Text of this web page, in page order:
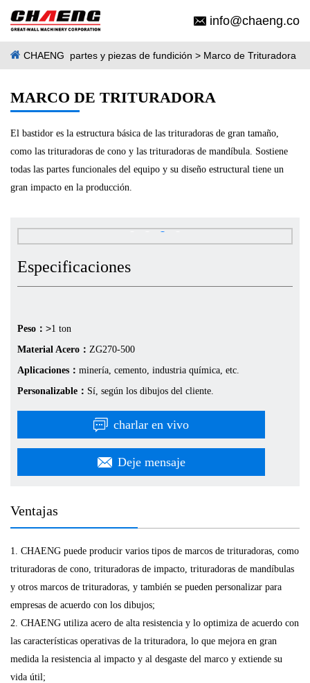
info@chaeng.co
CHAENG partes y piezas de fundición > Marco de Trituradora
MARCO DE TRITURADORA
El bastidor es la estructura básica de las trituradoras de gran tamaño,
como las trituradoras de cono y las trituradoras de mandíbula. Sostiene
todas las partes funcionales del equipo y su diseño estructural tiene un
gran impacto en la producción.
Especificaciones
Peso： >1 ton
Material Acero： ZG270-500
Aplicaciones： minería, cemento, industria química, etc.
Personalizable： Sí, según los dibujos del cliente.
charlar en vivo
Deje mensaje
Ventajas
1. CHAENG puede producir varios tipos de marcos de trituradoras, como
trituradoras de cono, trituradoras de impacto, trituradoras de mandíbulas
y otros marcos de trituradoras, y también se pueden personalizar para
empresas de acuerdo con los dibujos;
2. CHAENG utiliza acero de alta resistencia y lo optimiza de acuerdo con
las características operativas de la trituradora, lo que mejora en gran
medida la resistencia al impacto y al desgaste del marco y extiende su
vida útil;